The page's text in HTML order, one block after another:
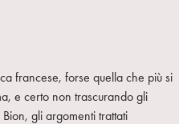
francese, forse quella che più si
e certo non trascurando gli
gli argomenti trattati